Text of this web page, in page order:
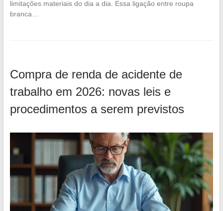
limitações materiais do dia a dia. Essa ligação entre roupa
branca…
Compra de renda de acidente de
trabalho em 2026: novas leis e
procedimentos a serem previstos